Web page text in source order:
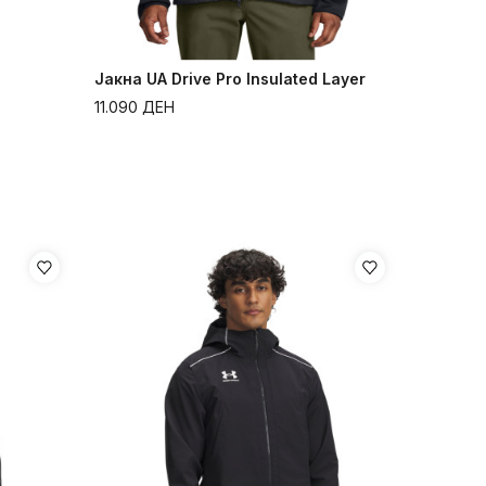
Јакна UA Drive Pro Insulated Layer
11.090 ДЕН